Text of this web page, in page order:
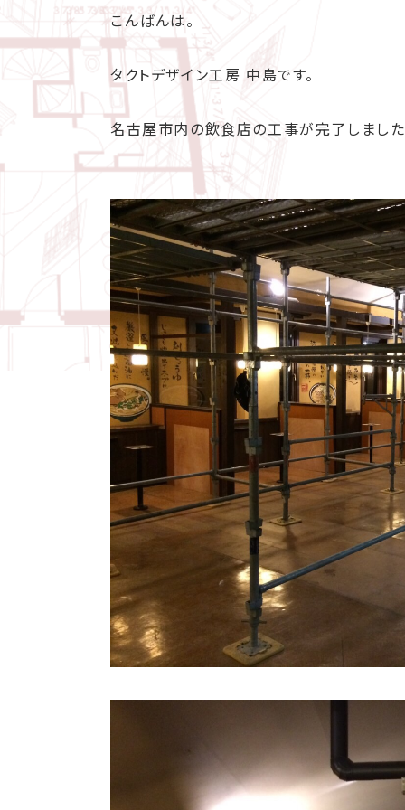
こんばんは。
タクトデザイン工房 中島です。
名古屋市内の飲食店の工事が完了しました